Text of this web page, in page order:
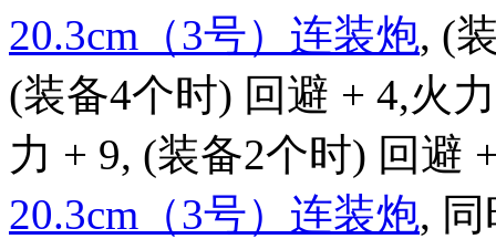
20.3cm（3号）连装炮, (
(装备4个时) 回避 + 4,火
力 + 9, (装备2个时) 回避
20.3cm（3号）连装炮,